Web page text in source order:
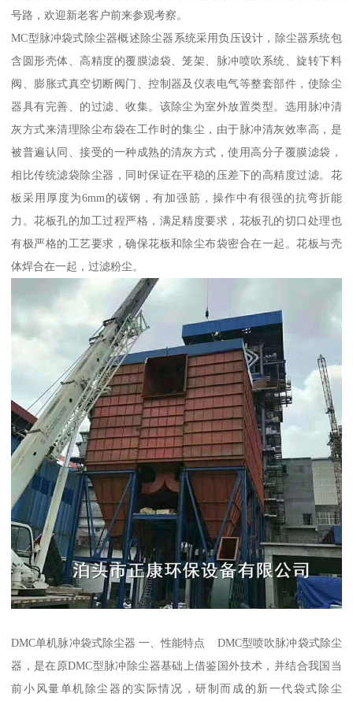
号路，欢迎新老客户前来参观考察。
MC型脉冲袋式除尘器概述除尘器系统采用负压设计，除尘器系统包
含圆形壳体、高精度的覆膜滤袋、笼架、脉冲喷吹系统、旋转下料
阀、膨胀式真空切断阀门、控制器及仪表电气等整套部件，使除尘
器具有完善、的过滤、收集。该除尘为室外放置类型。选用脉冲清
灰方式来清理除尘布袋在工作时的集尘，由于脉冲清灰效率高，是
被普遍认同、接受的一种成熟的清灰方式，使用高分子覆膜滤袋，
相比传统滤袋除尘器，同时保证在平稳的压差下的高精度过滤。花
板采用厚度为6mm的碳钢，有加强筋，操作中有很强的抗弯折能
力。花板孔的加工过程严格，满足精度要求，花板孔的切口处理也
有极严格的工艺要求，确保花板和除尘布袋密合在一起。花板与壳
体焊合在一起，过滤粉尘。
DMC单机脉冲袋式除尘器 一、性能特点 DMC型喷吹脉冲袋式除尘
器，是在原DMC型脉冲除尘器基础上借鉴国外技术，并结合我国当
前小风量单机除尘器的实际情况，研制而成的新一代袋式除尘